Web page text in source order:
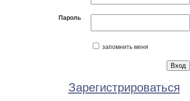
Пароль
запомнить меня
Зарегистрироваться